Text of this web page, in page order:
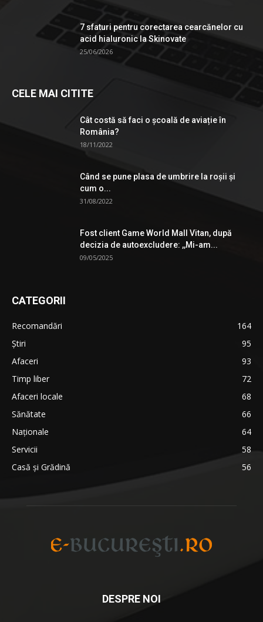
7 sfaturi pentru corectarea cearcănelor cu
acid hialuronic la Skinovate
25/06/2026
CELE MAI CITITE
Cât costă să faci o școală de aviație în
România?
18/11/2022
Când se pune plasa de umbrire la roşii şi
cum o...
31/08/2022
Fost client Game World Mall Vitan, după
decizia de autoexcludere: ,,Mi-am...
09/05/2025
CATEGORII
Recomandări
164
Știri
95
Afaceri
93
Timp liber
72
Afaceri locale
68
Sănătate
66
Naționale
64
Servicii
58
Casă și Grădină
56
DESPRE NOI